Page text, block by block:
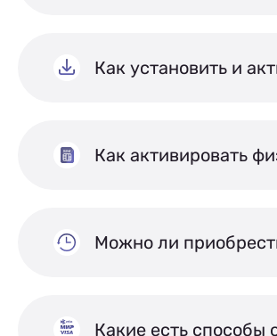
Как установить и
Как активировать
Можно ли
Какие есть способы